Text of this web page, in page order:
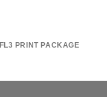
FL3 PRINT PACKAGE